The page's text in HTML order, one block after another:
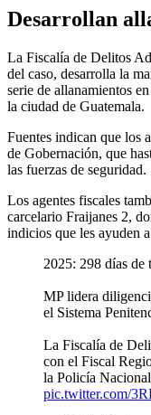
Desarrollan
La Fiscalía de Delitos
del caso, desarrolla la
serie de allanamientos
la ciudad de Guatemala.
Fuentes indican que los
de Gobernación, que
las fuerzas de seguridad.
Los agentes fiscales
carcelario Fraijanes 2,
indicios que les ayuden
2025: 298 días
MP lidera
el Sistema
La Fiscalía de
con el Fiscal
la Policía
pic.twitter.com/